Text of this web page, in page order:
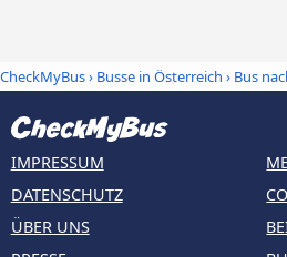
CheckMyBus› Busse in Österreich › Bus
IMPRESSUM
DATENSCHUTZ
ÜBER UNS